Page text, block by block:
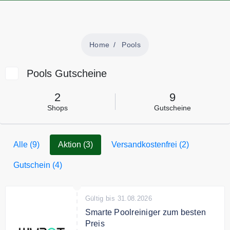
Home Pools
Pools Gutscheine
2
Shops
9
Gutscheine
Alle (9) Aktion (3) Versandkostenfrei (2)
Gutschein (4)
Gültig bis 31.08.2026
Smarte Poolreiniger zum besten
Preis